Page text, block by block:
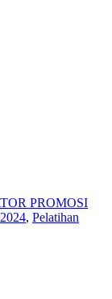
PROMOSI
, Pelatihan